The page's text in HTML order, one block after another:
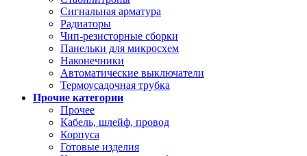
Сигнальная арматура
Радиаторы
Чип-резисторные сборки
Панельки для микросхем
Наконечники
Автоматические выключатели
Термоусадочная трубка
Прочие категории
Прочее
Кабель, шлейф, провод
Корпуса
Готовые изделия